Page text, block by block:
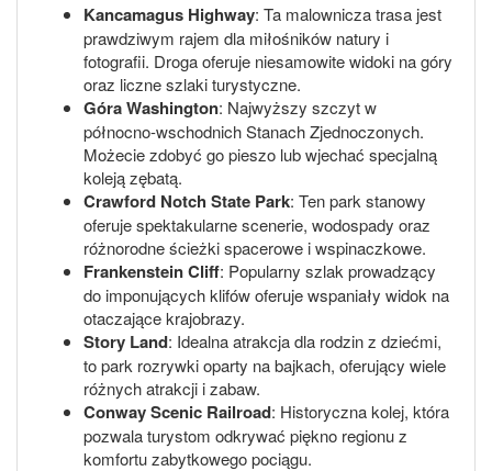
Kancamagus Highway: Ta malownicza trasa jest
prawdziwym rajem dla miłośników natury i
fotografii. Droga oferuje niesamowite widoki na góry
oraz liczne szlaki turystyczne.
Góra Washington: Najwyższy szczyt w
północno-wschodnich Stanach Zjednoczonych.
Możecie zdobyć go pieszo lub wjechać specjalną
koleją zębatą.
Crawford Notch State Park: Ten park stanowy
oferuje spektakularne scenerie, wodospady oraz
różnorodne ścieżki spacerowe i wspinaczkowe.
Frankenstein Cliff: Popularny szlak prowadzący
do imponujących klifów oferuje wspaniały widok na
otaczające krajobrazy.
Story Land: Idealna atrakcja dla rodzin z dziećmi,
to park rozrywki oparty na bajkach, oferujący wiele
różnych atrakcji i zabaw.
Conway Scenic Railroad: Historyczna kolej, która
pozwala turystom odkrywać piękno regionu z
komfortu zabytkowego pociągu.